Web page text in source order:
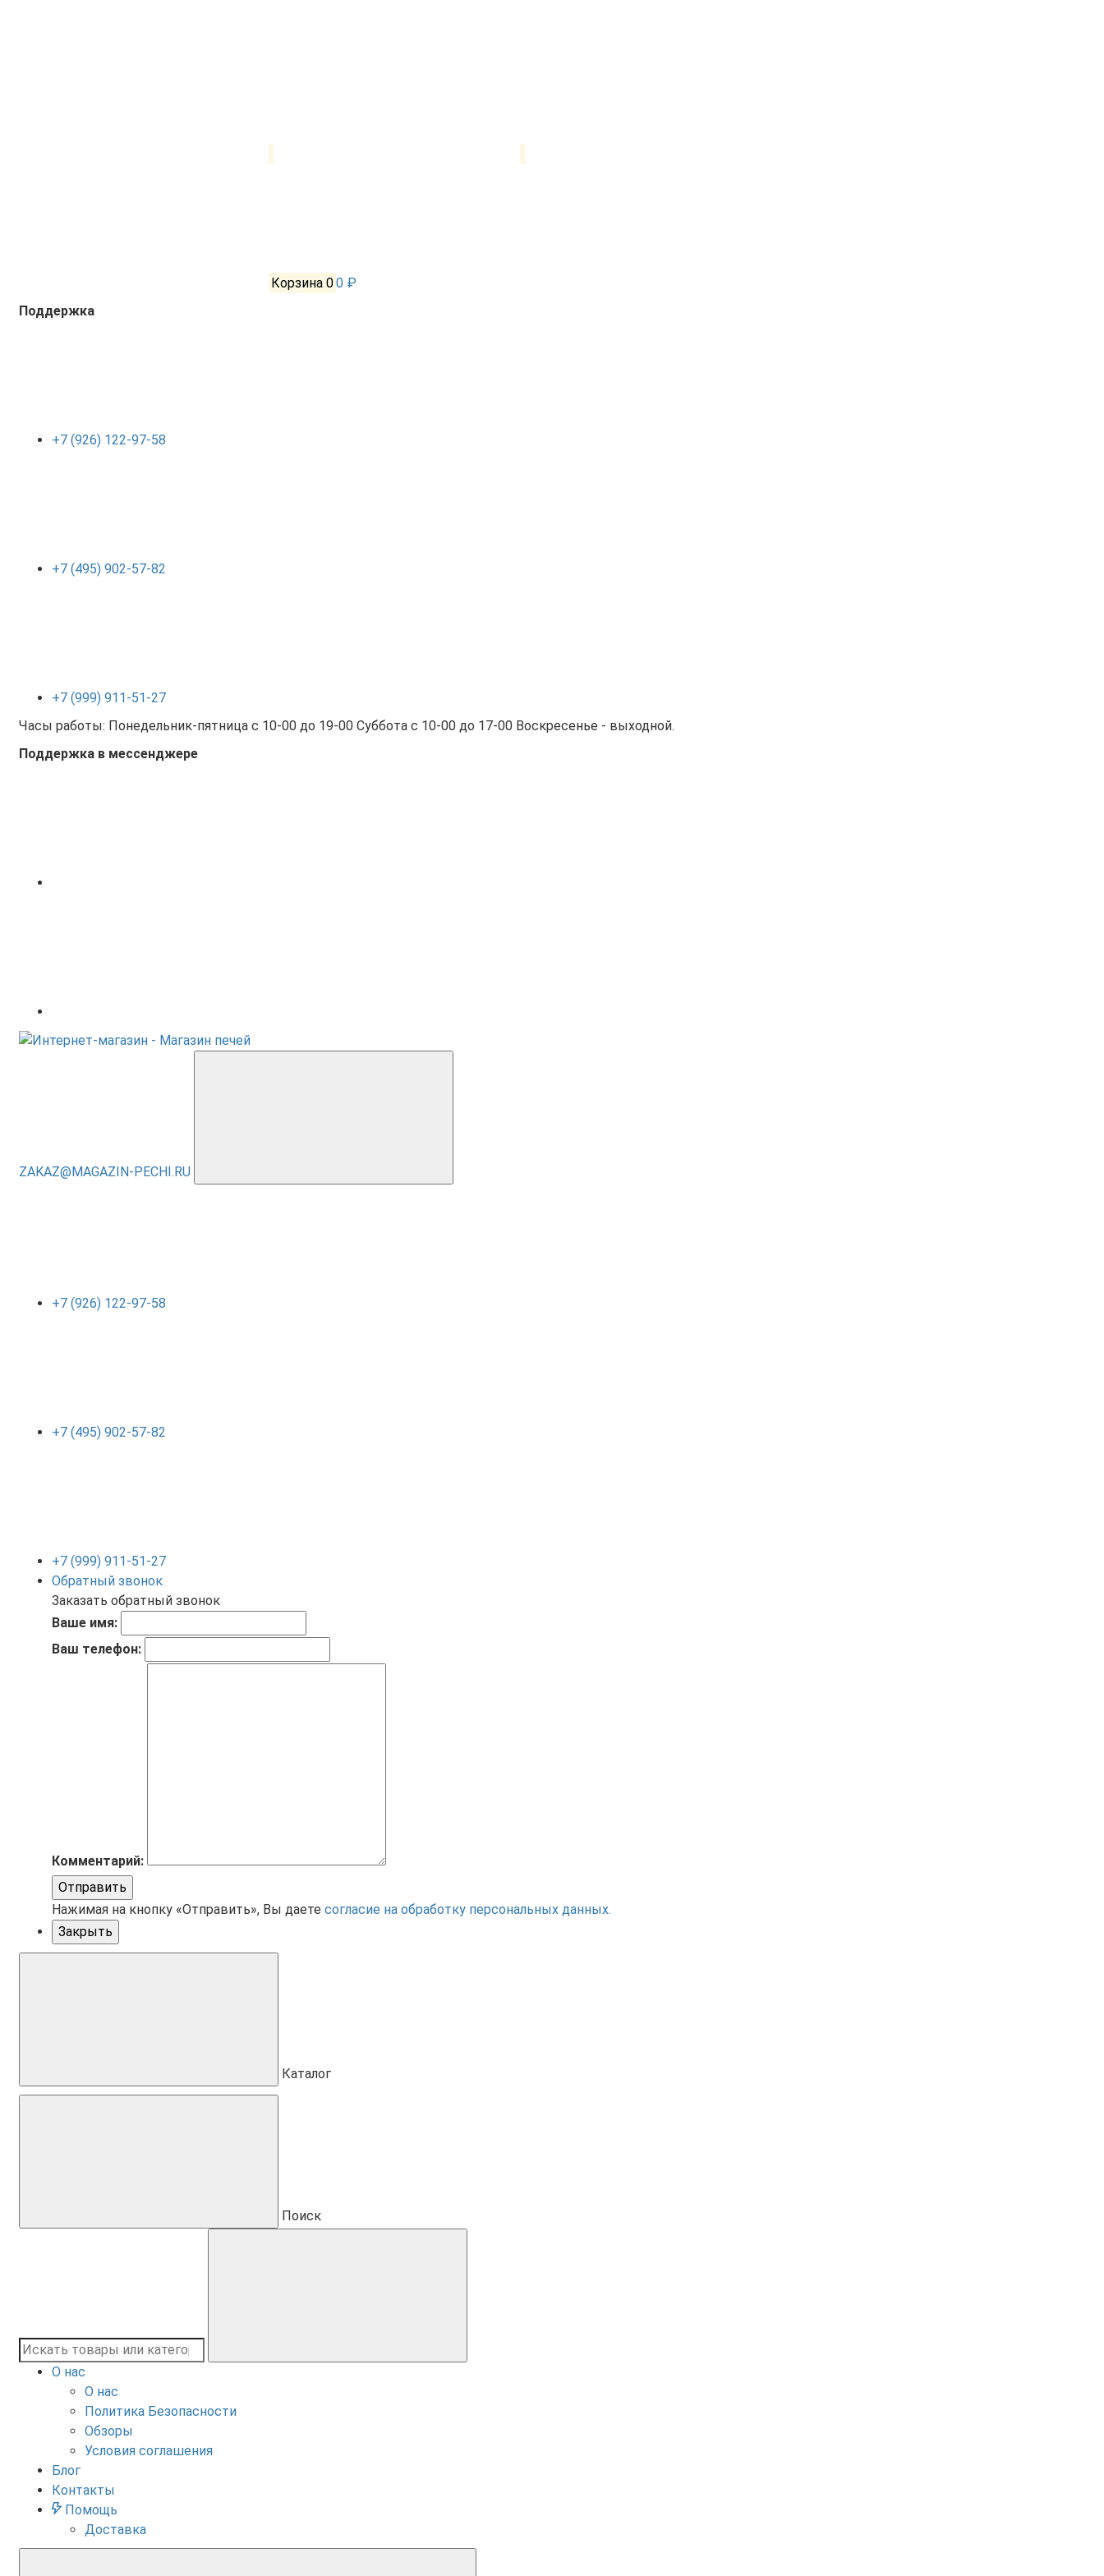
Корзина 00 ₽
Поддержка
+7 (926) 122-97-58
+7 (495) 902-57-82
+7 (999) 911-51-27
Часы работы: Понедельник-пятница с 10-00 до 19-00 Суббота с 10-00 до 17-00 Воскресенье - выходной.
Поддержка в мессенджере
ZAKAZ@MAGAZIN-PECHI.RU
+7 (926) 122-97-58
+7 (495) 902-57-82
+7 (999) 911-51-27
Обратный звонок
Заказать обратный звонок
Ваше имя:
Ваш телефон:
Комментарий:
Отправить
Нажимая на кнопку «Отправить», Вы даете согласие на обработку персональных данных.
Закрыть
Каталог
Поиск
О нас
О нас
Политика Безопасности
Обзоры
Условия соглашения
Блог
Контакты
Помощь
Доставка